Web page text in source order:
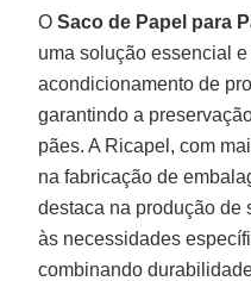
O Saco de Papel para
uma solução essencial
acondicionamento de
garantindo a
pães. A Ricapel, com
na fabricação de
destaca na produção de
às necessidades
combinando